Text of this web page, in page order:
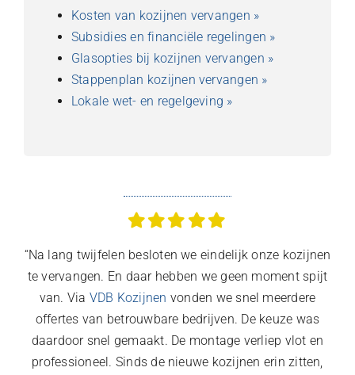
Kosten van kozijnen vervangen »
Subsidies en financiële regelingen »
Glasopties bij kozijnen vervangen »
Stappenplan kozijnen vervangen »
Lokale wet- en regelgeving »
“Na lang twijfelen besloten we eindelijk onze kozijnen
te vervangen. En daar hebben we geen moment spijt
van. Via VDB Kozijnen vonden we snel meerdere
offertes van betrouwbare bedrijven. De keuze was
daardoor snel gemaakt. De montage verliep vlot en
professioneel. Sinds de nieuwe kozijnen erin zitten,